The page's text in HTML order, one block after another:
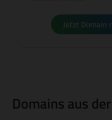
Jetzt Domain
Domains aus